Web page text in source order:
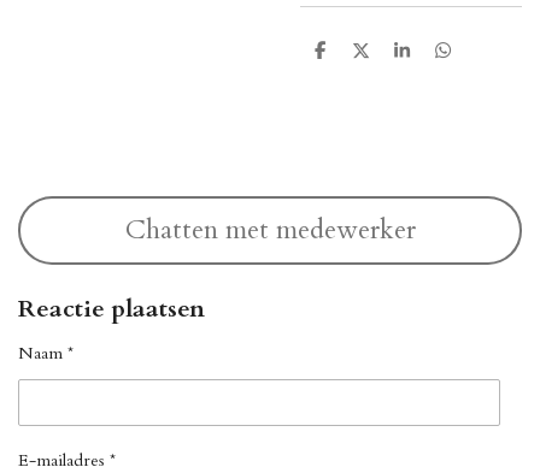
D
D
S
D
Chatten met medewerker
Reactie plaatsen
Naam *
E-mailadres *